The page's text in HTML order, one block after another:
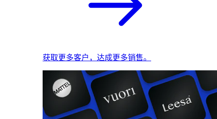
获取更多客户，达成更多销售。